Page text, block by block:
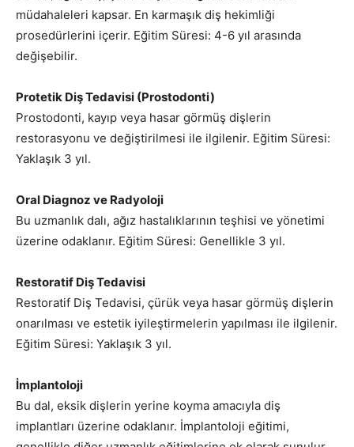
müdahaleleri kapsar. En karmaşık diş hekimliği
prosedürlerini içerir. Eğitim Süresi: 4-6 yıl arasında
değişebilir.
Protetik Diş Tedavisi (Prostodonti)
Prostodonti, kayıp veya hasar görmüş dişlerin
restorasyonu ve değiştirilmesi ile ilgilenir. Eğitim Süresi:
Yaklaşık 3 yıl.
Oral Diagnoz ve Radyoloji
Bu uzmanlık dalı, ağız hastalıklarının teşhisi ve yönetimi
üzerine odaklanır. Eğitim Süresi: Genellikle 3 yıl.
Restoratif Diş Tedavisi
Restoratif Diş Tedavisi, çürük veya hasar görmüş dişlerin
onarılması ve estetik iyileştirmelerin yapılması ile ilgilenir.
Eğitim Süresi: Yaklaşık 3 yıl.
İmplantoloji
Bu dal, eksik dişlerin yerine koyma amacıyla diş
implantları üzerine odaklanır. İmplantoloji eğitimi,